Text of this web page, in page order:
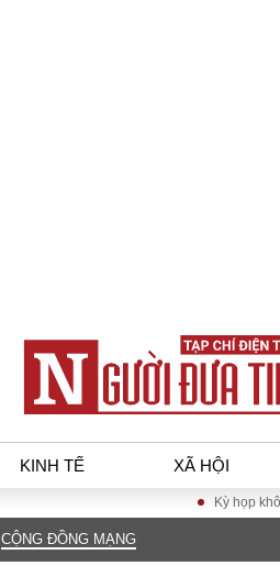
KINH TẾ XÃ HỘI
KINH TẾ
Kỳ họp không thường
CỘNG ĐỒNG MẠNG